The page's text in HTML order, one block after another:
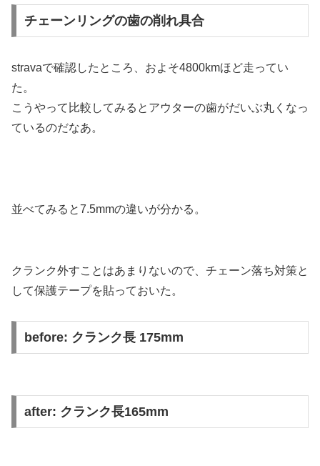
チェーンリングの歯の削れ具合
stravaで確認したところ、およそ4800kmほど走ってい
た。
こうやって比較してみるとアウターの歯がだいぶ丸くなっ
ているのだなあ。
並べてみると7.5mmの違いが分かる。
クランク外すことはあまりないので、チェーン落ち対策と
して保護テープを貼っておいた。
before: クランク長 175mm
after: クランク長165mm